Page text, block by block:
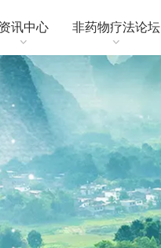
资讯中心 非药物疗法论坛